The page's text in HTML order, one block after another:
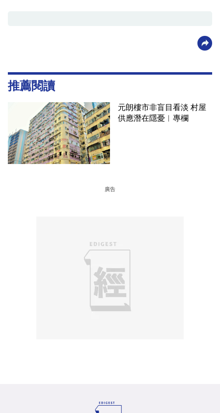
推薦閱讀
元朗樓市非盲目看淡 村屋
供應潛在隱憂︳專欄
廣告